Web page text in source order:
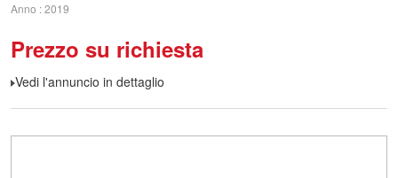
Anno 2019
Prezzo su richiesta
Vedi l'annuncio in dettaglio